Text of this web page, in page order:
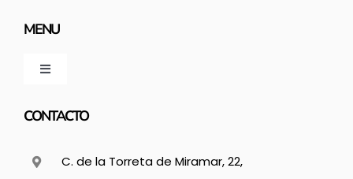
Política de privacidad
Condiciones de uso
MENU
Toggle
Inicio
Nosotros
CONTACTO
C. de la Torreta de Miramar, 22,